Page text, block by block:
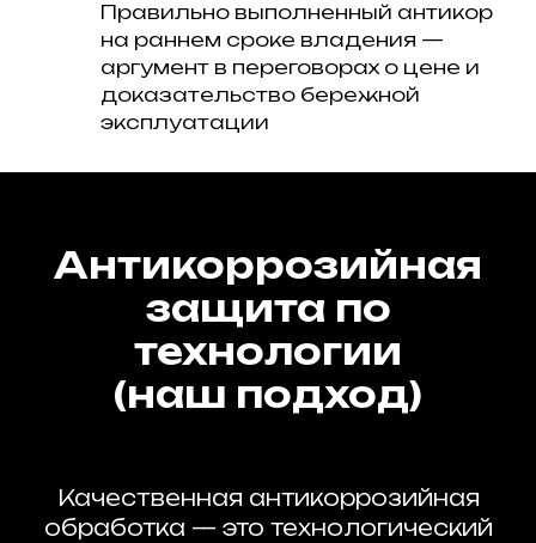
Правильно выполненный антикор
на раннем сроке владения —
аргумент в переговорах о цене и
доказательство бережной
эксплуатации
Антикоррозийная
защита по
технологии
(наш подход)
Качественная антикоррозийная
обработка — это технологический